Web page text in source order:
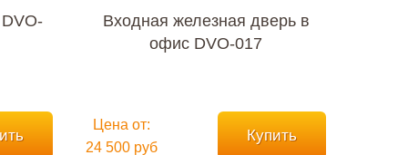
Входная железная дверь в
офис DVO-017
Цена от:
24 500 руб
Купить